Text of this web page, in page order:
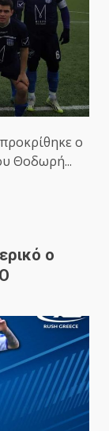
ο
Θοδωρή...
ο